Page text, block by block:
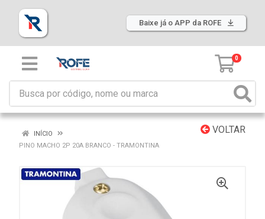
Baixe já o APP da ROFE
0
VOLTAR
INÍCIO
PINO MACHO 2P 20A BRANCO - TRAMONTINA